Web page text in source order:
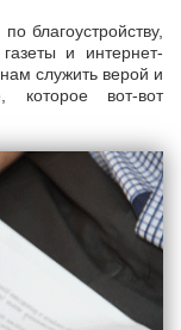
благоустройству,
и интернет-
служить верой и
которое вот-вот